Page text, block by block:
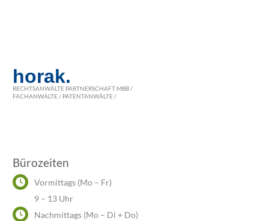
horak.
RECHTSANWÄLTE PARTNERSCHAFT MBB /
FACHANWÄLTE / PATENTANWÄLTE /
Bürozeiten
Vormittags (Mo – Fr)
9 – 13 Uhr
Nachmittags (Mo – Di + Do)